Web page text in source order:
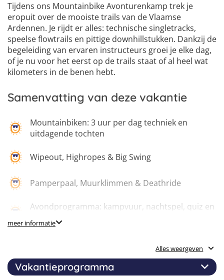
Tijdens ons Mountainbike Avonturenkamp trek je
eropuit over de mooiste trails van de Vlaamse
Ardennen. Je rijdt er alles: technische singletracks,
speelse flowtrails en pittige downhillstukken. Dankzij de
begeleiding van ervaren instructeurs groei je elke dag,
of je nu voor het eerst op de trails staat of al heel wat
kilometers in de benen hebt.
Samenvatting van deze vakantie
Mountainbiken: 3 uur per dag techniek en
uitdagende tochten
Wipeout, Highropes & Big Swing
Pamperpaal, Muurklimmen & Deathride
Avondprogramma: kampvuur, nachtspel, quiz en
Glamping tenten
meer informatie
Alles weergeven
Vakantieprogramma